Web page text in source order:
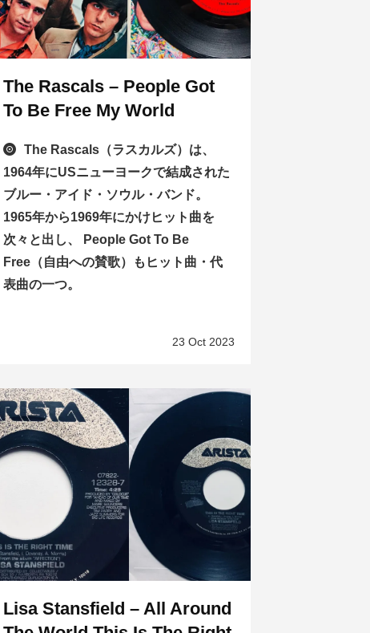
The Rascals – People Got
To Be Free My World
The Rascals（ラスカルズ）は、
1964年にUSニューヨークで結成された
ブルー・アイド・ソウル・バンド。
1965年から1969年にかけヒット曲を
次々と出し、 People Got To Be
Free（自由への賛歌）もヒット曲・代
表曲の一つ。
23 Oct 2023
Lisa Stansfield – All Around